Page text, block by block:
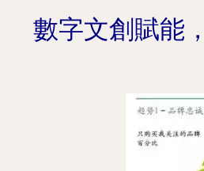
數字文創賦能